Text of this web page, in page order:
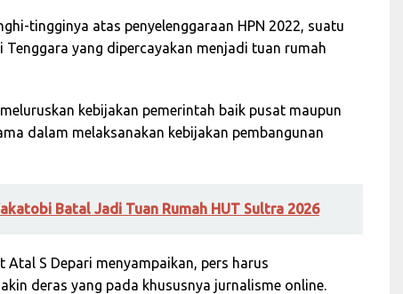
tingginya atas penyelenggaraan HPN 2022, suatu
Tenggara yang dipercayakan menjadi tuan rumah
kebijakan pemerintah baik pusat maupun
dalam melaksanakan kebijakan pembangunan
Batal Jadi Tuan Rumah HUT Sultra 2026
Atal S Depari menyampaikan, pers harus
deras yang pada khususnya jurnalisme online.